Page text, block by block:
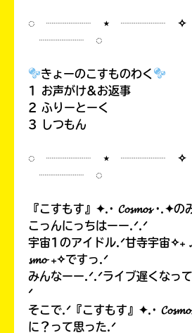
◌ ┈┈┈┈ ⋆ ┈┈┈┈ ✧
┈┈┈┈ ◌
きょーのこすものわく
1 お声がけ&お返事
2 ふりーとーく
3 しつもん
◌ ┈┈┈┈ ⋆ ┈┈┈┈ ✧
┈┈┈┈ ◌
『こすもす』✦.· 𝓒𝓸𝓼𝓶𝓸𝓼 ·.✦の
こっんにっちはーー.ᐟ.ᐟ
宇宙1のアイドル.ᐟ甘寺宇宙✧₊
𝓼𝓶𝓸 ₊✧ですっ.ᐟ
みんなーー.ᐟ.ᐟライブ遅くなっ
ᐟ
そこで.ᐟ『こすもす』✦.·
に？って思った.ᐟ
う
る